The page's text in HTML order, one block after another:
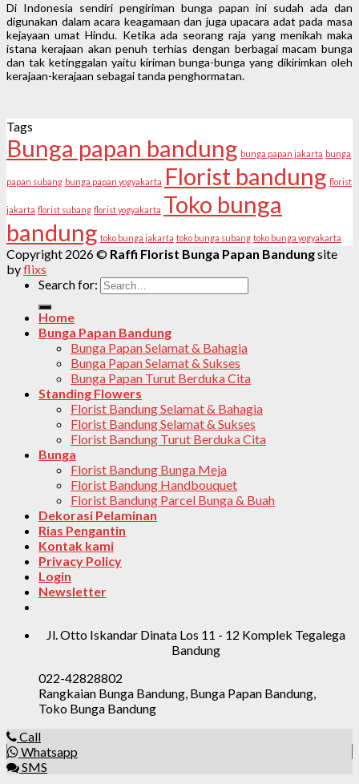
Di Indonesia sendiri pengiriman bunga papan ini sudah ada dan
digunakan dalam acara keagamaan dan juga upacara adat pada masa
kejayaan umat Hindu. Ketika ada seorang raja yang menikah maka
istana kerajaan akan penuh terhias dengan berbagai macam bunga
dan tak ketinggalan yaitu kiriman bunga-bunga yang dikirimkan oleh
kerajaan-kerajaan sebagai tanda penghormatan.
Tags
Bunga papan bandung bunga papan jakarta bunga
papan subang bunga papan yogyakarta Florist bandung florist
jakarta florist subang florist yogyakarta Toko bunga
bandung toko bunga jakarta toko bunga subang toko bunga yogyakarta
Copyright 2026 © Raffi Florist Bunga Papan Bandungsite
byflixs
Search for:
Home
Bunga Papan Bandung
Bunga Papan Selamat & Bahagia
Bunga Papan Selamat & Sukses
Bunga Papan Turut Berduka Cita
Standing Flowers
Florist Bandung Selamat & Bahagia
Florist Bandung Selamat & Sukses
Florist Bandung Turut Berduka Cita
Bunga
Florist Bandung Bunga Meja
Florist Bandung Handbouquet
Florist Bandung Parcel Bunga & Buah
Dekorasi Pelaminan
Rias Pengantin
Kontak kami
Privacy Policy
Login
Newsletter
Jl. Otto Iskandar Dinata Los 11 - 12 Komplek Tegalega
Bandung
022-42828802
Rangkaian Bunga Bandung, Bunga Papan Bandung,
Toko Bunga Bandung
Call
Whatsapp
SMS